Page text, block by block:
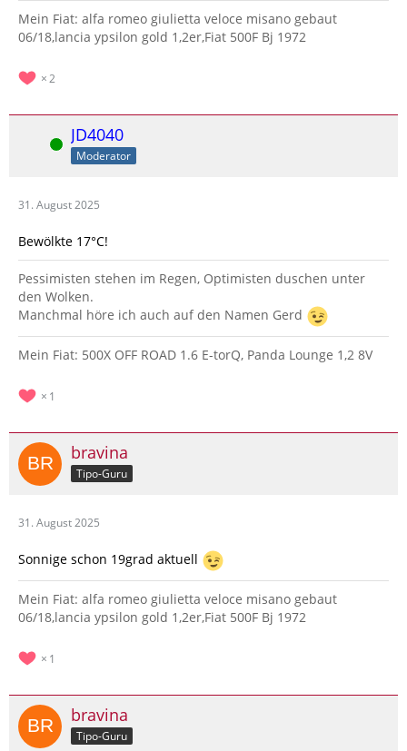
Mein Fiat: alfa romeo giulietta veloce misano gebaut
06/18,lancia ypsilon gold 1,2er,Fiat 500F Bj 1972
2
Online JD4040
Moderator
31. August 2025
Bewölkte 17°C!
Pessimisten stehen im Regen, Optimisten duschen unter
den Wolken.
Manchmal höre ich auch auf den Namen Gerd
Mein Fiat: 500X OFF ROAD 1.6 E-torQ, Panda Lounge 1,2 8V
1
bravina
Tipo-Guru
31. August 2025
Sonnige schon 19grad aktuell
Mein Fiat: alfa romeo giulietta veloce misano gebaut
06/18,lancia ypsilon gold 1,2er,Fiat 500F Bj 1972
1
bravina
Tipo-Guru